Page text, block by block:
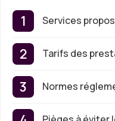
Services
Tarifs des
Normes